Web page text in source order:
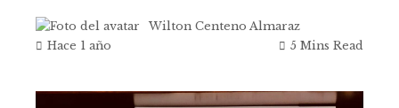
Wilton Centeno Almaraz
Hace 1 año
5 Mins Read